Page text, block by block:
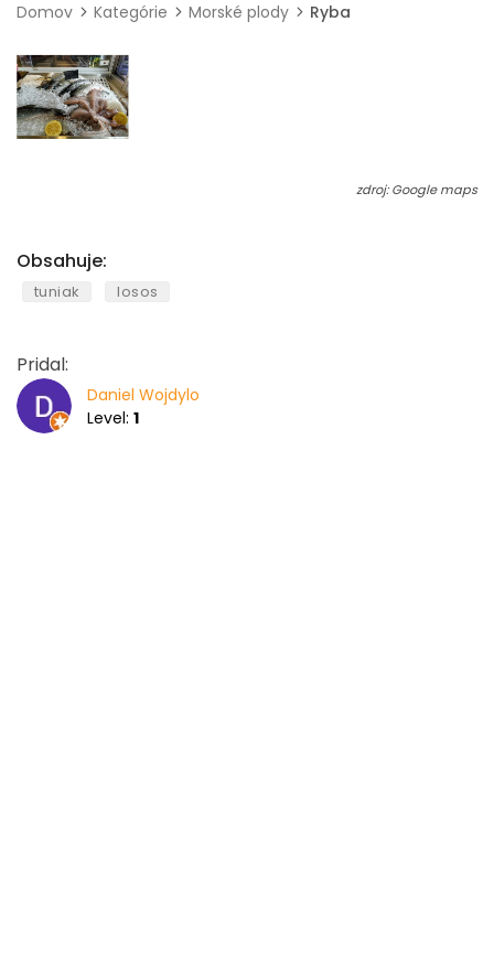
Domov Kategórie Morské plody Ryba
zdroj: Google maps
Obsahuje:
tuniak losos
Pridal:
Daniel Wojdylo
Level: 1